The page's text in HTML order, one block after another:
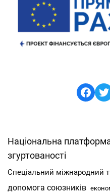
Національна платформа
згуртованості
Спеціальний міжнародний
допомога союзників